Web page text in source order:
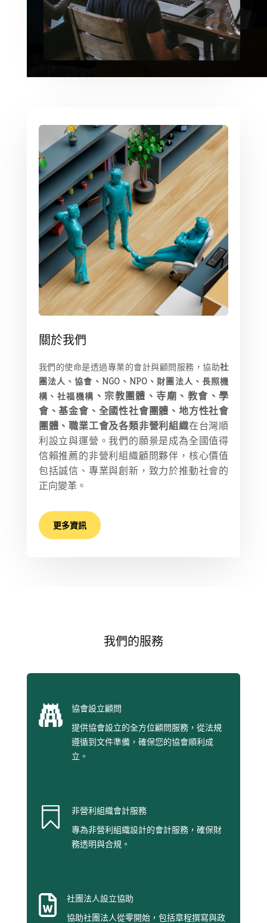
關於我們
我們的使命是透過專業的會計與顧問服務，協助社
團法人、協會、NGO、NPO、財團法人、長照機
構、社福機構 、宗教團體、寺廟、教會 、學
會、基金會、全國性社會團體、地方性社會
團體、職業工會及各類非營利組織在台灣順
利設立與運營。我們的願景是成為全國值得
信賴推薦的非營利組織顧問夥伴，核心價值
包括誠信、專業與創新，致力於推動社會的
正向變革。
更多資訊
我們的服務
 協會設立顧問
提供協會設立的全方位顧問服務，從法規
遵循到文件準備，確保您的協會順利成
立。
 非營利組織會計服務
專為非營利組織設計的會計服務，確保財
務透明與合規。
 社團法人設立協助
協助社團法人從零開始，包括章程撰寫與政